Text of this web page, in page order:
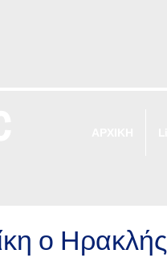
ο Ηρακλής